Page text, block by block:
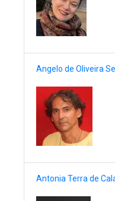
Angelo de Oliveira
Antonia Terra de